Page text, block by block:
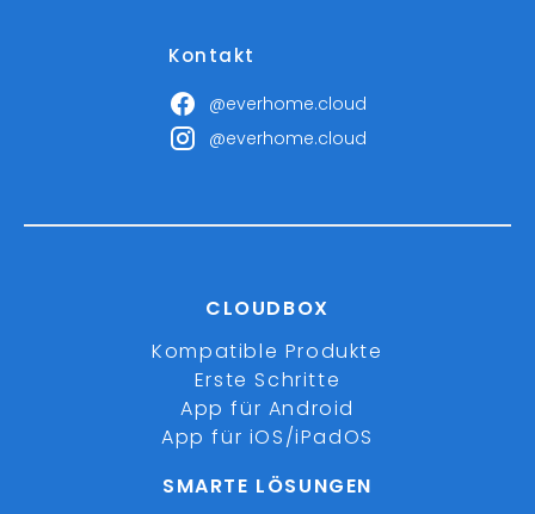
Kontakt
@everhome.cloud
@everhome.cloud
CLOUDBOX
Kompatible Produkte
Erste Schritte
App für Android
App für iOS/iPadOS
SMARTE LÖSUNGEN